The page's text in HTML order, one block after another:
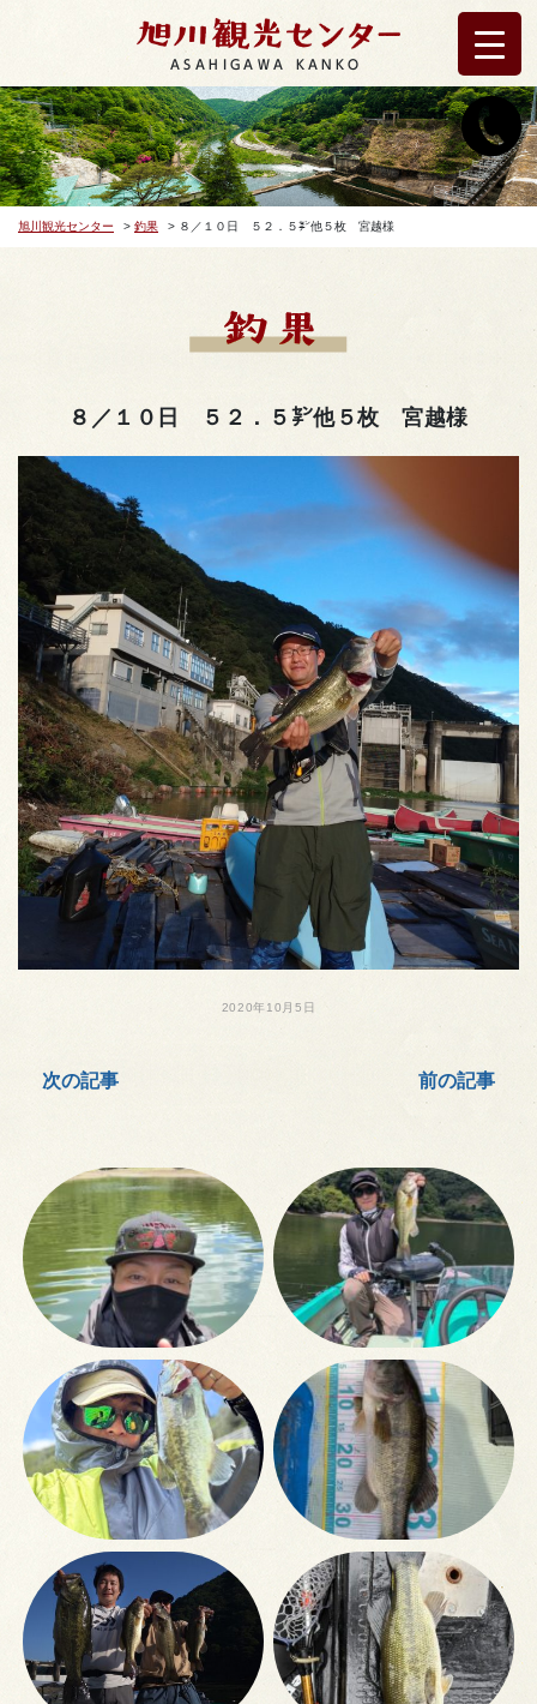
ASAHIGAWA KANKO
旭川観光センター > 釣果 > ８／１０日 ５２．５㌢他５枚 宮越様
８／１０日 ５２．５㌢他５枚 宮越様
2020年10月5日
次の記事 前の記事